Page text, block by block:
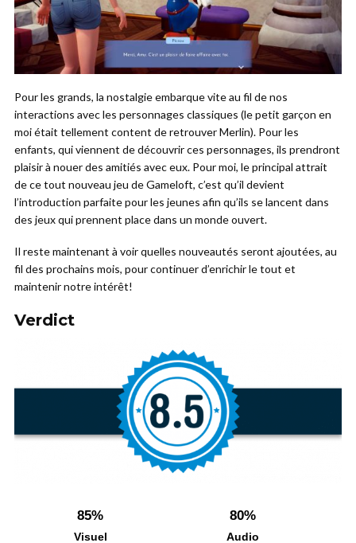
Pour les grands, la nostalgie embarque vite au fil de nos
interactions avec les personnages classiques (le petit garçon en
moi était tellement content de retrouver Merlin). Pour les
enfants, qui viennent de découvrir ces personnages, ils prendront
plaisir à nouer des amitiés avec eux. Pour moi, le principal attrait
de ce tout nouveau jeu de Gameloft, c’est qu’il devient
l’introduction parfaite pour les jeunes afin qu’ils se lancent dans
des jeux qui prennent place dans un monde ouvert.
Il reste maintenant à voir quelles nouveautés seront ajoutées, au
fil des prochains mois, pour continuer d’enrichir le tout et
maintenir notre intérêt!
Verdict
85%
Visuel
80%
Audio